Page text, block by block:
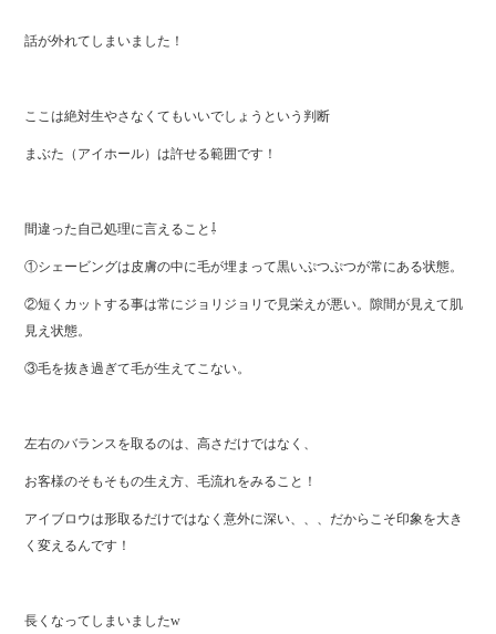
話が外れてしまいました！
ここは絶対生やさなくてもいいでしょうという判断
まぶた（アイホール）は許せる範囲です！
間違った自己処理に言えること⇩
①シェービングは皮膚の中に毛が埋まって黒いぷつぷつが常にある状態。
②短くカットする事は常にジョリジョリで見栄えが悪い。隙間が見えて肌
見え状態。
③毛を抜き過ぎて毛が生えてこない。
左右のバランスを取るのは、高さだけではなく、
お客様のそもそもの生え方、毛流れをみること！
アイブロウは形取るだけではなく意外に深い、、、だからこそ印象を大き
く変えるんです！
長くなってしまいましたw